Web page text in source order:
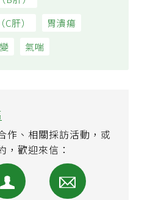
B肝）
C肝） 胃潰瘍
氣喘
作、相關採訪活動，或
，歡迎來信：